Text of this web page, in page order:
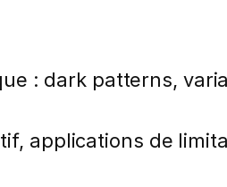
: dark patterns,
applications de